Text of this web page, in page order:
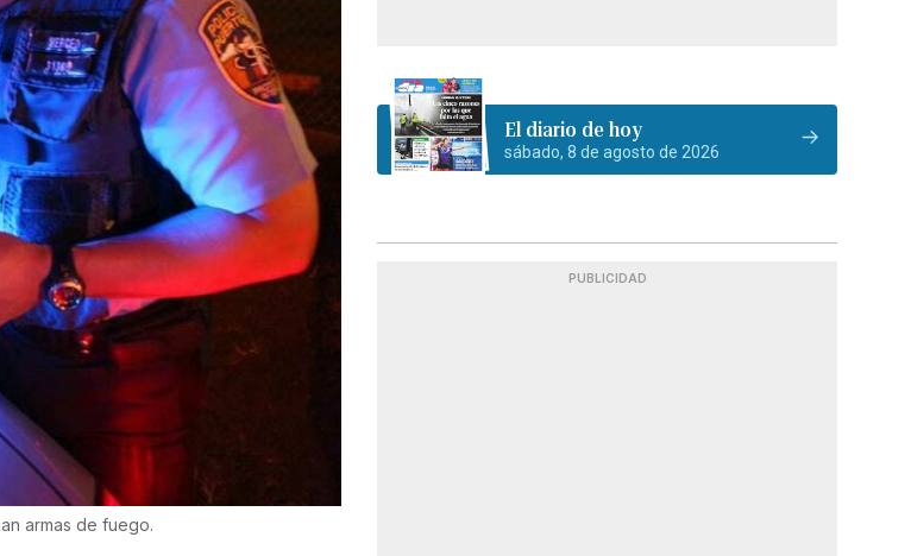
armas de fuego.
El diario de hoy
sábado, 8 de agosto de 2026
PUBLICIDAD